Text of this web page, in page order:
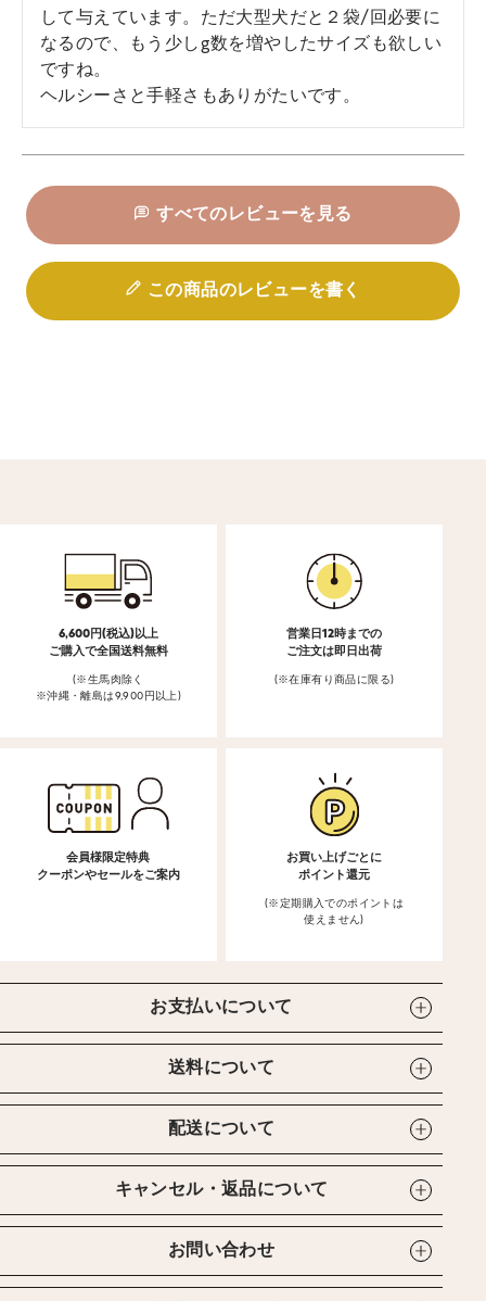
して与えています。ただ大型犬だと２袋/回必要に
なるので、もう少しg数を増やしたサイズも欲しい
ですね。
ヘルシーさと手軽さもありがたいです。
すべてのレビューを見る
この商品のレビューを書く
6,600円(税込)以上
ご購入で全国送料無料
(※生馬肉除く
※沖縄・離島は9,900円以上)
営業日12時までの
ご注文は即日出荷
(※在庫有り商品に限る)
会員様限定特典
クーポンやセールをご案内
お買い上げごとに
ポイント還元
(※定期購入でのポイントは
使えません)
お支払いについて
送料について
配送について
キャンセル・返品について
お問い合わせ